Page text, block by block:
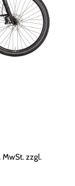
MwSt. zzgl.